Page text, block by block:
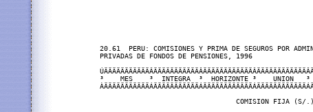
20.61  PERU: COMISIONES Y PRIMA DE SEGUROS POR
PRIVADAS DE FONDOS DE PENSIONES, 1996
³    MES    ³  INTEGRA  ³  HORIZONTE ³    UNION   ³
COMISION FIJA (S/